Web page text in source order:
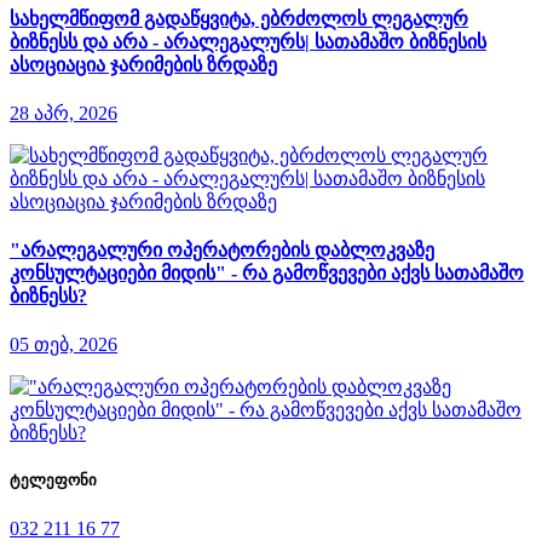
სახელმწიფომ გადაწყვიტა, ებრძოლოს ლეგალურ
ბიზნესს და არა - არალეგალურს| სათამაშო ბიზნესის
ასოციაცია ჯარიმების ზრდაზე
28 აპრ, 2026
"არალეგალური ოპერატორების დაბლოკვაზე
კონსულტაციები მიდის" - რა გამოწვევები აქვს სათამაშო
ბიზნესს?
05 თებ, 2026
ტელეფონი
032 211 16 77